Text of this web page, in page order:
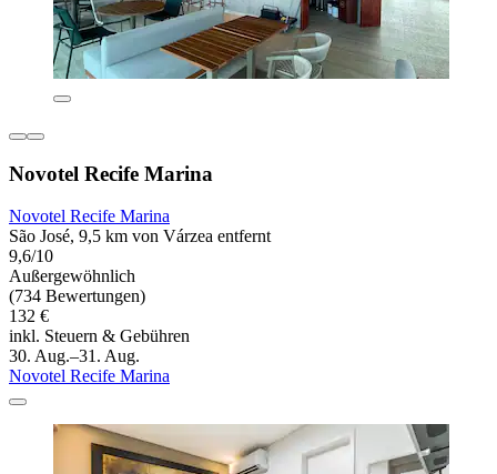
Novotel Recife Marina
Novotel Recife Marina
São José, 9,5 km von Várzea entfernt
9,6/10
Außergewöhnlich
(734 Bewertungen)
132 €
inkl. Steuern & Gebühren
30. Aug.–31. Aug.
Novotel Recife Marina